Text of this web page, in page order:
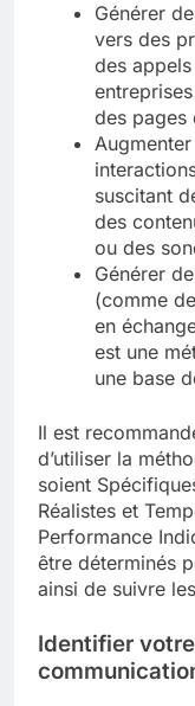
Générer
vers des
des
des pages
suscitant
des
ou des
Générer
(comme
en
est une
une base
Il est
d’utiliser la
soient
Réalistes et
Performance
être déterminés
ainsi de suivre
Identifier